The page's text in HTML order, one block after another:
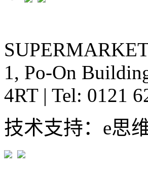
1, Po-On
4RT | Tel: 0121
技术支持：e思